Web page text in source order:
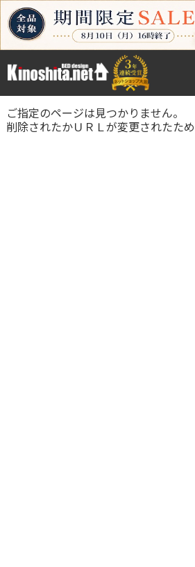
ご指定のページは見つかりません。
削除されたかＵＲＬが変更されたた